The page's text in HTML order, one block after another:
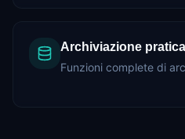
Archiviazione pratica
Funzioni complete di